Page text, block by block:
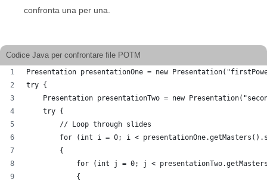
confronta una per una.
Codice Java per confrontare file POTM
Presentation presentationOne = new
try {
Presentation presentationTwo = new
    try {
        // Loop through slides
for (int i = 0; i <
        {
for (int j = 0; j <
            {